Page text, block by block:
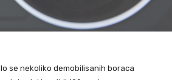
se nekoliko demobilisanih boraca